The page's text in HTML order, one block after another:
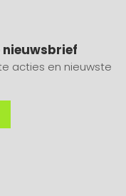
nieuwsbrief
acties en nieuwste